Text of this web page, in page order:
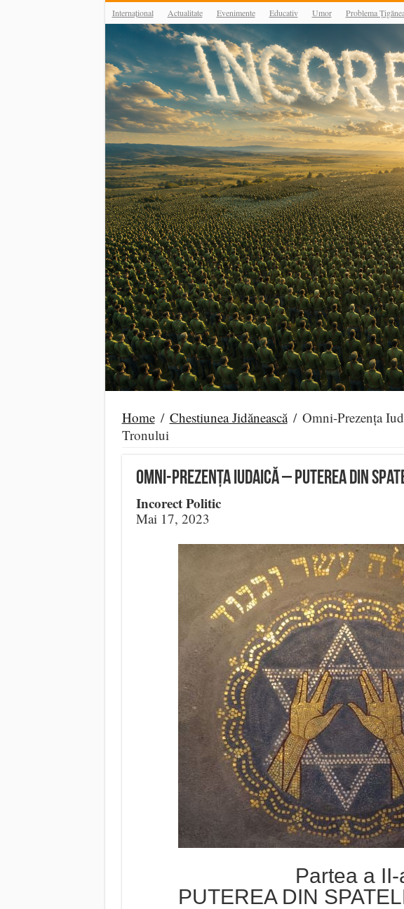
Internațional Actualitate Evenimente Educativ Umor Problema
Home / Chestiunea Jidănească / Omni-Prezența
Tronului
Omni-Prezența Iudaică – Puterea din
Incorect Politic
Mai 17, 2023
Partea a II-
PUTEREA DIN